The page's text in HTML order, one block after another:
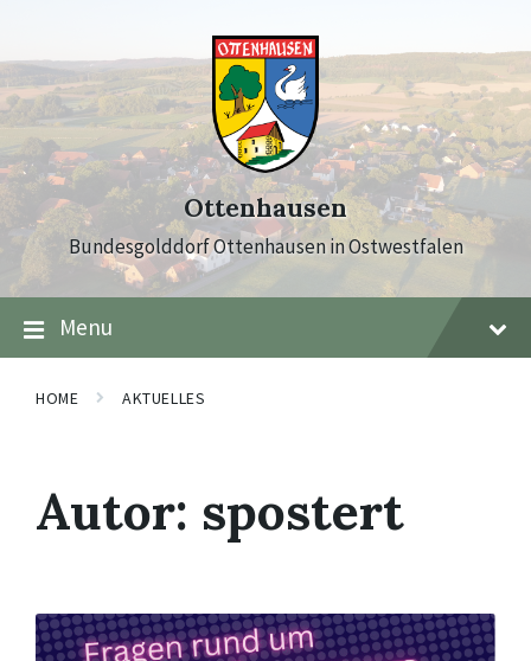
content
main
navigation
footer
Ottenhausen
Bundesgolddorf Ottenhausen in Ostwestfalen
Menu
HOME AKTUELLES
Autor: spostert
Mehr
erfahren